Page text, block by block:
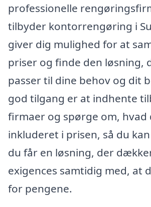
professionelle
tilbyder kontorrengøring i
giver dig mulighed for at
priser og finde den løsning,
passer til dine behov og dit
god tilgang er at indhente
firmaer og spørge om, hvad
inkluderet i prisen, så du
du får en løsning, der
exigences samtidig med, at
for pengene.